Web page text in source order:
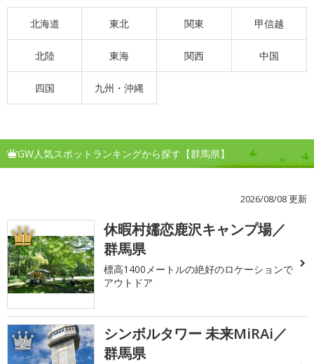
北海道 東北 関東 甲信越
北陸 東海 関西 中国
四国 九州・沖縄
GW人気スポットランキングから探す【群馬県】
2026/08/08 更新
1
休暇村嬬恋鹿沢キャンプ場／
群馬県
標高1400メートルの絶好のロケーションで
アウトドア
2
シンボルタワー 未来MiRAi／
群馬県